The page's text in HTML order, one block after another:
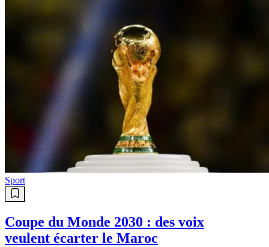
Sport
Coupe du Monde 2030 : des voix
veulent écarter le Maroc